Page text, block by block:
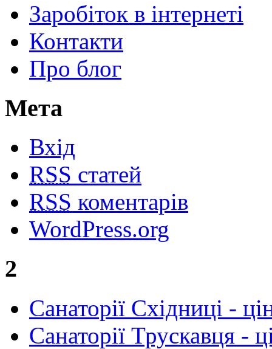
Заробіток в інтернеті
Контакти
Про блог
Мета
Вхід
RSS статей
RSS коментарів
WordPress.org
2
Cанаторії Східниці -
Санаторії Трускавця -